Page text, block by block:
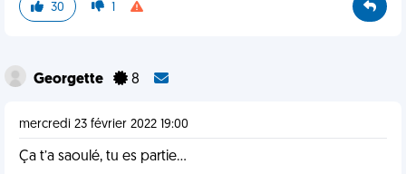
30 1
Georgette 8
mercredi 23 février 2022 19:00
Ça t’a saoulé, tu es partie…